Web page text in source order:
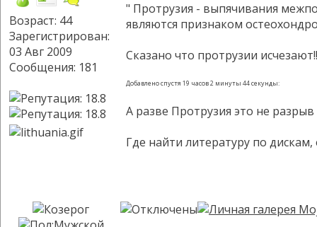
Возраст: 44
Зарегистрирован:
03 Авг 2009
Сообщения: 181
" Протрузия - выпячивания
являются признаком
Сказано что протрузии
Добавлено спустя 19 часов 2 минуты 44 секунды:
А разве Протрузия это не
Где найти литературу по дискам,